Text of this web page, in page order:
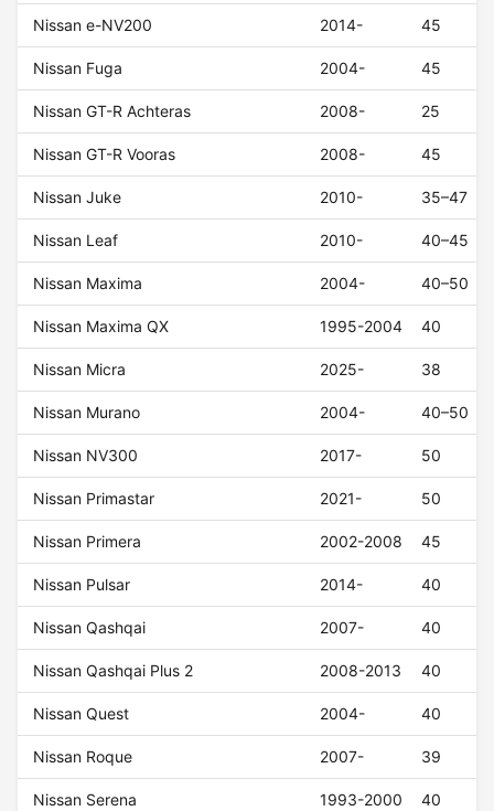
Nissan e-NV200 2014- 45
Nissan Fuga 2004- 45
Nissan GT-R Achteras 2008- 25
Nissan GT-R Vooras 2008- 45
Nissan Juke 2010- 35–47
Nissan Leaf 2010- 40–45
Nissan Maxima 2004- 40–50
Nissan Maxima QX 1995-2004 40
Nissan Micra 2025- 38
Nissan Murano 2004- 40–50
Nissan NV300 2017- 50
Nissan Primastar 2021- 50
Nissan Primera 2002-2008 45
Nissan Pulsar 2014- 40
Nissan Qashqai 2007- 40
Nissan Qashqai Plus 2 2008-2013 40
Nissan Quest 2004- 40
Nissan Roque 2007- 39
Nissan Serena 1993-2000 40